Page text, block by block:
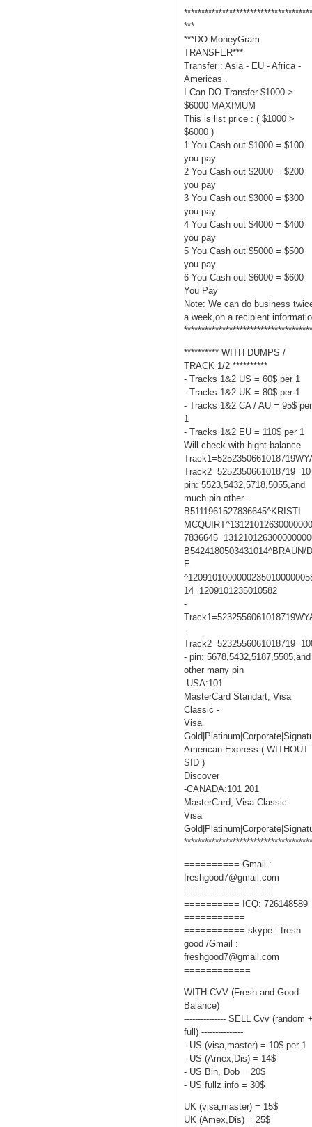
***
***DO MoneyGram
TRANSFER***
Transfer : Asia - EU - Africa -
Americas .
I Can DO Transfer $1000 >
$6000 MAXIMUM
This is list price : ( $1000 >
$6000 )
1 You Cash out $1000 = $100
you pay
2 You Cash out $2000 = $200
you pay
3 You Cash out $3000 = $300
you pay
4 You Cash out $4000 = $400
you pay
5 You Cash out $5000 = $500
you pay
6 You Cash out $6000 = $600
You Pay
Note: We can do business
a week,on a recipient
********** WITH DUMPS /
TRACK 1/2 **********
- Tracks 1&2 US = 60$ per 1
- Tracks 1&2 UK = 80$ per 1
- Tracks 1&2 CA / AU = 95$ per
1
- Tracks 1&2 EU = 110$ per 1
Will check with hight balance
pin: 5523,5432,5718,5055,and
much pin other...
B5111961527836645^KRISTI
B5424180503431014^BRAUN/
E
14=1209101235010582
-
-
- pin: 5678,5432,5187,5505,and
other many pin
-USA:101
MasterCard Standart, Visa
Classic -
Visa
American Express ( WITHOUT
SID )
Discover
-CANADA:101 201
MasterCard, Visa Classic
Visa
========== Gmail :
freshgood7@gmail.com
================
========== ICQ: 726148589
===========
=========== skype : fresh
good /Gmail :
freshgood7@gmail.com
============
WITH CVV (Fresh and Good
Balance)
--------------- SELL Cvv (random
full) ---------------
- US (visa,master) = 10$ per 1
- US (Amex,Dis) = 14$
- US Bin, Dob = 20$
- US fullz info = 30$
UK (visa,master) = 15$
UK (Amex,Dis) = 25$